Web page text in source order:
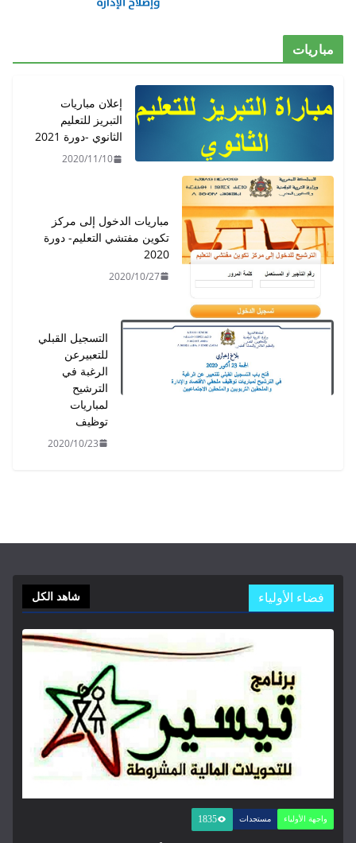
إعلان مباريات
التبريز للتعليم
الثانوي -دورة 2021
2020/11/10
مباريات الدخول إلى مركز
تكوين مفتشي التعليم- دورة
2020
2020/10/27
التسجيل القبلي
للتعبيرعن
الرغبة في
الترشيح
1835